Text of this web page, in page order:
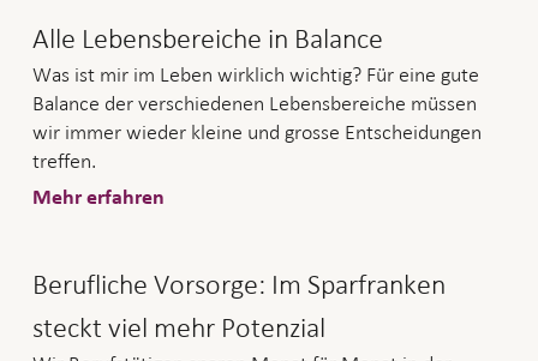
Alle Lebensbereiche in Balance
Was ist mir im Leben wirklich wichtig? Für eine gute
Balance der verschiedenen Lebensbereiche müssen
wir immer wieder kleine und grosse Entscheidungen
treffen.
Mehr erfahren
Berufliche Vorsorge: Im Sparfranken
steckt viel mehr Potenzial